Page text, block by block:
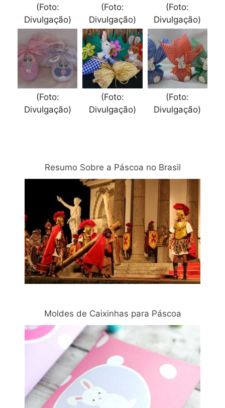
(Foto:
Divulgação)
(Foto:
Divulgação)
(Foto:
Divulgação)
(Foto:
Divulgação)
(Foto:
Divulgação)
(Foto:
Divulgação)
Resumo Sobre a Páscoa no Brasil
Moldes de Caixinhas para Páscoa